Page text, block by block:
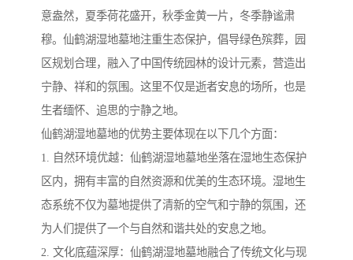
意盎然，夏季荷花盛开，秋季金黄一片，冬季静谧肃
穆。仙鹤湖湿地墓地注重生态保护，倡导绿色殡葬，园
区规划合理，融入了中国传统园林的设计元素，营造出
宁静、祥和的氛围。这里不仅是逝者安息的场所，也是
生者缅怀、追思的宁静之地。
仙鹤湖湿地墓地的优势主要体现在以下几个方面：
1. 自然环境优越：仙鹤湖湿地墓地坐落在湿地生态保护
区内，拥有丰富的自然资源和优美的生态环境。湿地生
态系统不仅为墓地提供了清新的空气和宁静的氛围，还
为人们提供了一个与自然和谐共处的安息之地。
2. 文化底蕴深厚：仙鹤湖湿地墓地融合了传统文化与现